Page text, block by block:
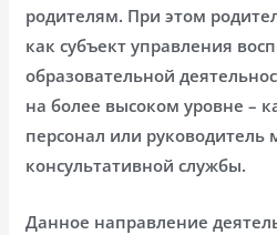
родителям. При этом
как субъект управления
образовательной
на более высоком уровне –
персонал или руководитель
консультативной службы.
Данное направление